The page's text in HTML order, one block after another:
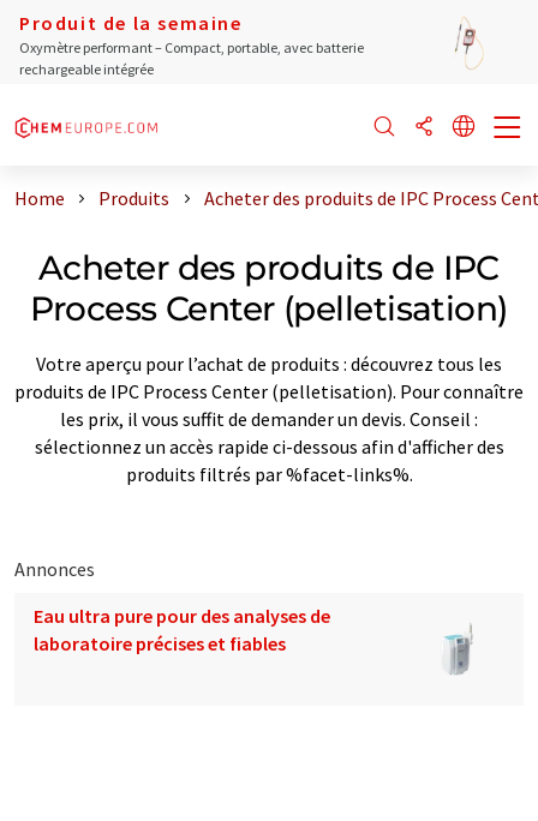
Produit de la semaine
Oxymètre performant – Compact, portable, avec batterie
rechargeable intégrée
Home Produits Acheter des produits de IPC Process
Acheter des produits de IPC
Process Center (pelletisation)
Votre aperçu pour l’achat de produits : découvrez tous les
produits de IPC Process Center (pelletisation). Pour connaître
les prix, il vous suffit de demander un devis. Conseil :
sélectionnez un accès rapide ci-dessous afin d'afficher des
produits filtrés par %facet-links%.
Annonces
Eau ultra pure pour des analyses de
laboratoire précises et fiables